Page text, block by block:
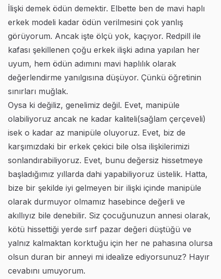
İlişki demek ödün demektir. Elbette ben de mavi haplı
erkek modeli kadar ödün verilmesini çok yanlış
görüyorum. Ancak işte ölçü yok, kaçıyor. Redpill ile
kafası şekillenen çoğu erkek ilişki adına yapılan her
uyum, hem ödün adımını mavi haplılık olarak
değerlendirme yanılgısına düşüyor. Çünkü öğretinin
sınırları muğlak.
Oysa ki değiliz, genelimiz değil. Evet, manipüle
olabiliyoruz ancak ne kadar kaliteli(sağlam çerçeveli)
isek o kadar az manipüle oluyoruz. Evet, biz de
karşımızdaki bir erkek çekici bile olsa ilişkilerimizi
sonlandırabiliyoruz. Evet, bunu değersiz hissetmeye
başladığımız yıllarda dahi yapabiliyoruz üstelik. Hatta,
bize bir şekilde iyi gelmeyen bir ilişki içinde manipüle
olarak durmuyor olmamız hasebince değerli ve
akıllıyız bile denebilir. Siz çocuğunuzun annesi olarak,
kötü hissettiği yerde sırf pazar değeri düştüğü ve
yalnız kalmaktan korktuğu için her ne pahasına olursa
olsun duran bir anneyi mi idealize ediyorsunuz? Hayır
cevabını umuyorum.